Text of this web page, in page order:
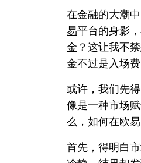
在金融的大潮中
易平台的身影
金 ？这让我不
金不过是入场
或许，我们先得
像是一种市场
么，如何在欧
首先，得明白